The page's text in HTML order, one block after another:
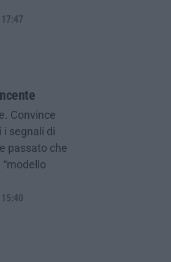
Convince
i segnali di
passato che